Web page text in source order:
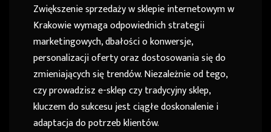
Zwiększenie sprzedaży w sklepie internetowym w
Krakowie wymaga odpowiednich strategii
marketingowych, dbałości o konwersje,
personalizacji oferty oraz dostosowania się do
zmieniających się trendów. Niezależnie od tego,
czy prowadzisz e-sklep czy tradycyjny sklep,
kluczem do sukcesu jest ciągłe doskonalenie i
adaptacja do potrzeb klientów.